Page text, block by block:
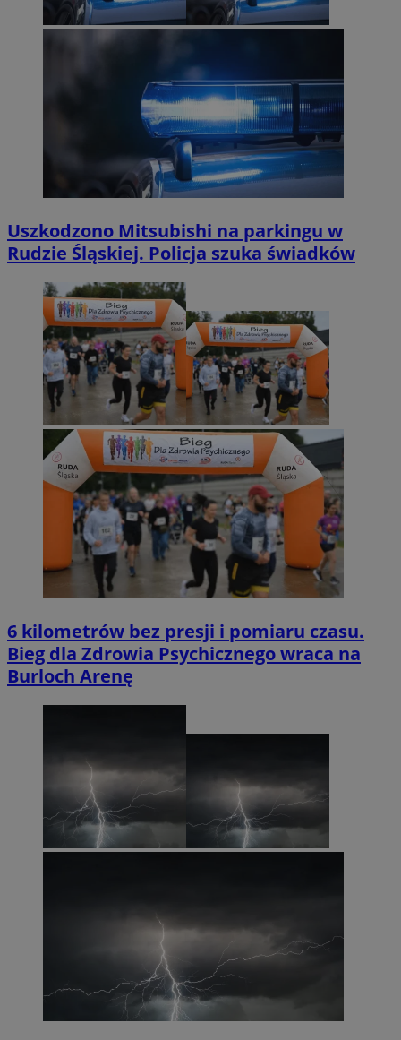
Uszkodzono Mitsubishi na parkingu w
Rudzie Śląskiej. Policja szuka świadków
6 kilometrów bez presji i pomiaru czasu.
Bieg dla Zdrowia Psychicznego wraca na
Burloch Arenę